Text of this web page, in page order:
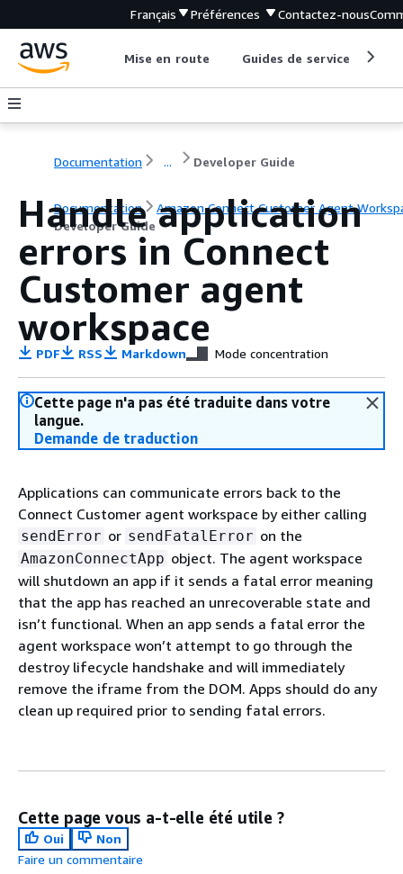
Français Préférences Contactez-nous
Mise en route Guides de service
Documentation ... Developer Guide
Documentation
Amazon Connect Customer Agent
Developer Guide
Handle application
errors in Connect
Customer agent
workspace
PDF RSS Markdown Mode concentration
Cette page n'a pas été traduite dans votre
langue.
Demande de traduction
Applications can communicate errors back to the
Connect Customer agent workspace by either calling
sendError or sendFatalError on the
AmazonConnectApp object. The agent workspace
will shutdown an app if it sends a fatal error meaning
that the app has reached an unrecoverable state and
isn’t functional. When an app sends a fatal error the
agent workspace won’t attempt to go through the
destroy lifecycle handshake and will immediately
remove the iframe from the DOM. Apps should do any
clean up required prior to sending fatal errors.
Cette page vous a-t-elle été utile ?
Oui
Non
Faire un commentaire